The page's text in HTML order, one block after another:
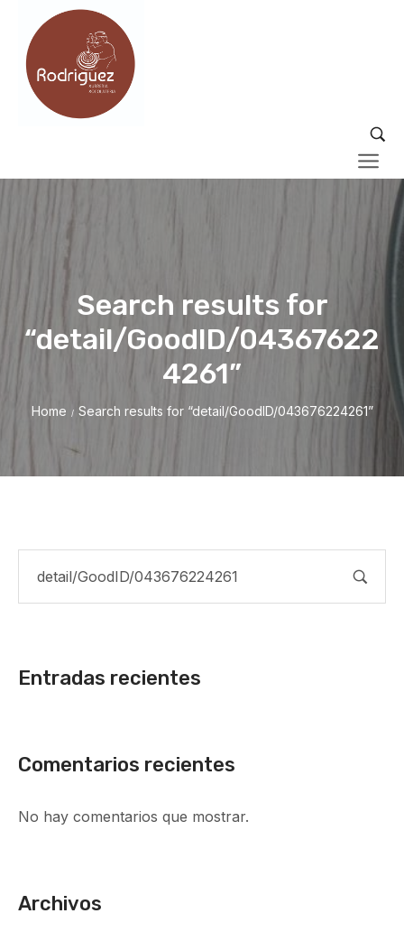
Search results for
“detail/GoodID/04367622
4261”
Home / Search results for “detail/GoodID/043676224261”
Entradas recientes
Comentarios recientes
No hay comentarios que mostrar.
Archivos